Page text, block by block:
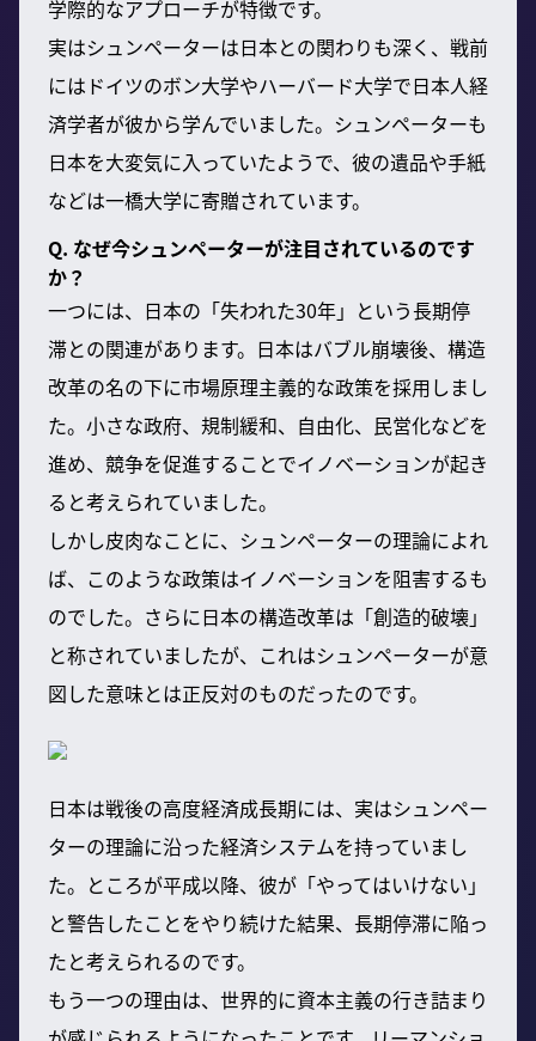
学際的なアプローチが特徴です。
実はシュンペーターは日本との関わりも深く、戦前
にはドイツのボン大学やハーバード大学で日本人経
済学者が彼から学んでいました。シュンペーターも
日本を大変気に入っていたようで、彼の遺品や手紙
などは一橋大学に寄贈されています。
Q. なぜ今シュンペーターが注目されているのです
か？
一つには、日本の「失われた30年」という長期停
滞との関連があります。日本はバブル崩壊後、構造
改革の名の下に市場原理主義的な政策を採用しまし
た。小さな政府、規制緩和、自由化、民営化などを
進め、競争を促進することでイノベーションが起き
ると考えられていました。
しかし皮肉なことに、シュンペーターの理論によれ
ば、このような政策はイノベーションを阻害するも
のでした。さらに日本の構造改革は「創造的破壊」
と称されていましたが、これはシュンペーターが意
図した意味とは正反対のものだったのです。
日本は戦後の高度経済成長期には、実はシュンペー
ターの理論に沿った経済システムを持っていまし
た。ところが平成以降、彼が「やってはいけない」
と警告したことをやり続けた結果、長期停滞に陥っ
たと考えられるのです。
もう一つの理由は、世界的に資本主義の行き詰まり